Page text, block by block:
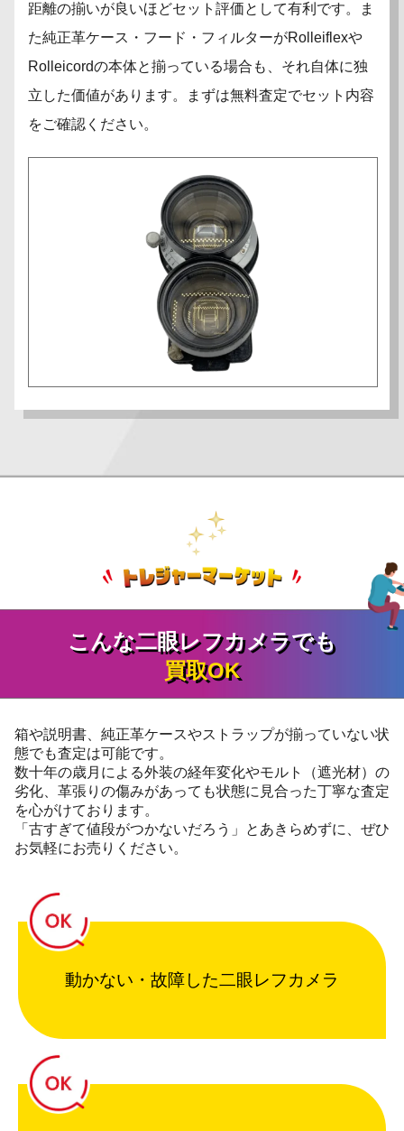
距離の揃いが良いほどセット評価として有利です。ま
た純正革ケース・フード・フィルターがRolleiflexや
Rolleicordの本体と揃っている場合も、それ自体に独
立した価値があります。まずは無料査定でセット内容
をご確認ください。
こんな二眼レフカメラでも
買取OK
箱や説明書、純正革ケースやストラップが揃っていない状
態でも査定は可能です。
数十年の歳月による外装の経年変化やモルト（遮光材）の
劣化、革張りの傷みがあっても状態に見合った丁寧な査定
を心がけております。
「古すぎて値段がつかないだろう」とあきらめずに、ぜひ
お気軽にお売りください。
動かない・故障した二眼レフカメラ